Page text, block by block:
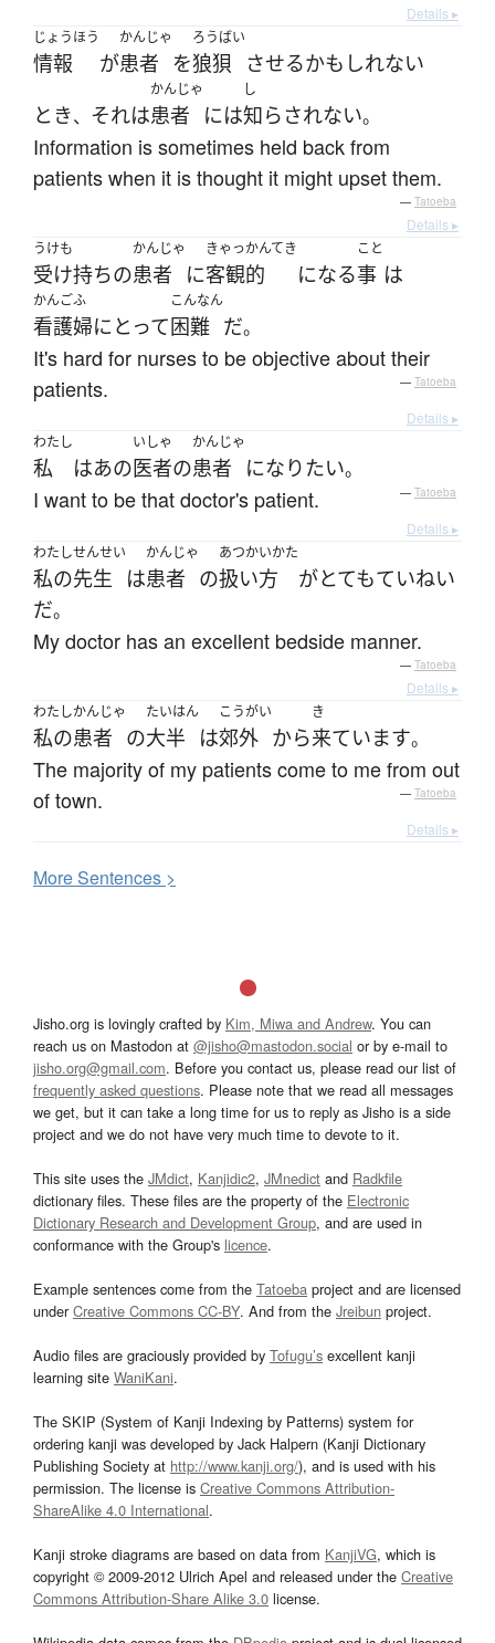
Details ▸
じょうほう
情報 が
かんじゃ
患者 を
ろうばい
狼狽 させるかもしれない
とき、 それは
かんじゃ
患者 には
し
知らされない。
Information is sometimes held back from
patients when it is thought it might upset them.
— Tatoeba
Details ▸
うけも
受け持ちの
かんじゃ
患者 に
きゃっかんてき
客観的 になる
こと
事 は
かんごふ
看護婦にとって
こんなん
困難 だ。
It's hard for nurses to be objective about their
patients.
— Tatoeba
Details ▸
わたし
私 はあの
いしゃ
医者の
かんじゃ
患者 になりたい。
I want to be that doctor's patient. — Tatoeba
Details ▸
わたし
私の
せんせい
先生 は
かんじゃ
患者 の
あつかいかた
扱い方 がとてもていねい
だ。
My doctor has an excellent bedside manner.
— Tatoeba
Details ▸
わたし
私の
かんじゃ
患者 の
たいはん
大半 は
こうがい
郊外 から
き
来ています。
The majority of my patients come to me from out
of town.
— Tatoeba
Details ▸
MoreSentences >
Jisho.org is lovingly crafted by Kim, Miwa and Andrew. You can
reach us on Mastodon at @jisho@mastodon.social or by e-mail to
jisho.org@gmail.com. Before you contact us, please read our list of
frequently asked questions. Please note that we read all messages
we get, but it can take a long time for us to reply as Jisho is a side
project and we do not have very much time to devote to it.
This site uses the JMdict, Kanjidic2, JMnedict and Radkfile
dictionary files. These files are the property of the Electronic
Dictionary Research and Development Group, and are used in
conformance with the Group's licence.
Example sentences come from the Tatoeba project and are licensed
underCreative Commons CC-BY. And from the Jreibun project.
Audio files are graciously provided by Tofugu’s excellent kanji
learning site WaniKani.
The SKIP (System of Kanji Indexing by Patterns) system for
ordering kanji was developed by Jack Halpern (Kanji Dictionary
Publishing Society at http://www.kanji.org/), and is used with his
permission. The license is Creative Commons Attribution-
ShareAlike 4.0 International.
Kanji stroke diagrams are based on data from KanjiVG, which is
copyright © 2009-2012 Ulrich Apel and released under the Creative
Commons Attribution-Share Alike 3.0 license.